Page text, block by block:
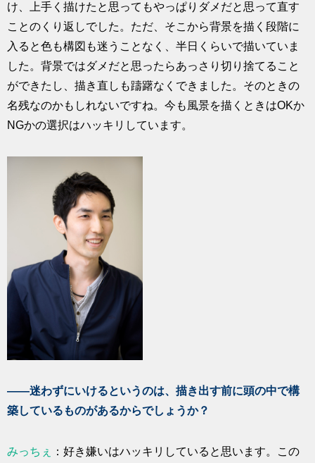
け、上手く描けたと思ってもやっぱりダメだと思って直す
ことのくり返しでした。ただ、そこから背景を描く段階に
入ると色も構図も迷うことなく、半日くらいで描いていま
した。背景ではダメだと思ったらあっさり切り捨てること
ができたし、描き直しも躊躇なくできました。そのときの
名残なのかもしれないですね。今も風景を描くときはOKか
NGかの選択はハッキリしています。
――迷わずにいけるというのは、描き出す前に頭の中で構
築しているものがあるからでしょうか？
みっちぇ
：好き嫌いはハッキリしていると思います。この